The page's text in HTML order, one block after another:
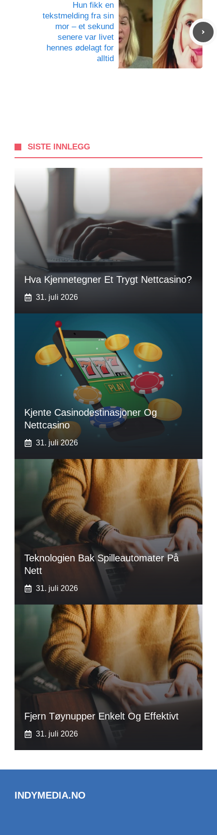
Hun fikk en
tekstmelding fra sin
mor – et sekund
senere var livet
hennes ødelagt for
alltid
SISTE INNLEGG
Hva Kjennetegner Et Trygt Nettcasino?
31. juli 2026
Kjente Casinodestinasjoner Og
Nettcasino
31. juli 2026
Teknologien Bak Spilleautomater På
Nett
31. juli 2026
Fjern Tøynupper Enkelt Og Effektivt
31. juli 2026
INDYMEDIA.NO